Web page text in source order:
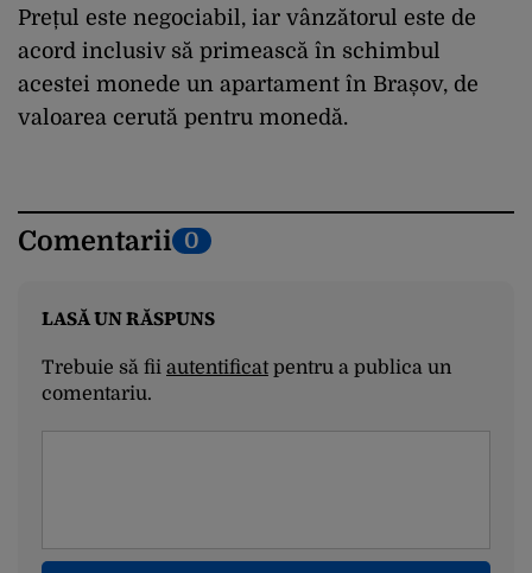
Prețul este negociabil, iar vânzătorul este de
acord inclusiv să primească în schimbul
acestei monede un apartament în Brașov, de
valoarea cerută pentru monedă.
Comentarii 0
LASĂ UN RĂSPUNS
Trebuie să fii autentificatpentru a publica un
comentariu.